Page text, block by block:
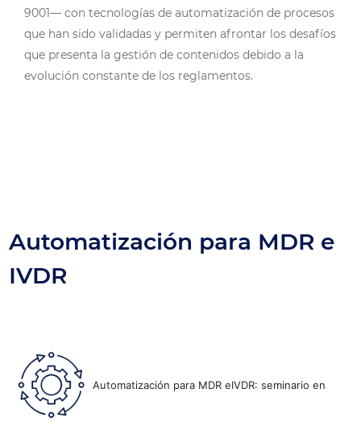
9001— con tecnologías de automatización de procesos
que han sido validadas y permiten afrontar los desafíos
que presenta la gestión de contenidos debido a la
evolución constante de los reglamentos.
Automatización para MDR e
IVDR
Automatización para MDR eIVDR: seminario en